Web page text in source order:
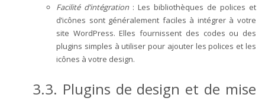
Facilité d’intégration : Les bibliothèques de polices et
d’icônes sont généralement faciles à intégrer à votre
site WordPress. Elles fournissent des codes ou des
plugins simples à utiliser pour ajouter les polices et les
icônes à votre design.
3.3. Plugins de design et de mise